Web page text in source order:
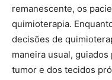
remanescente, os
quimioterapia.
decisões de
maneira usual,
tumor e dos tecidos